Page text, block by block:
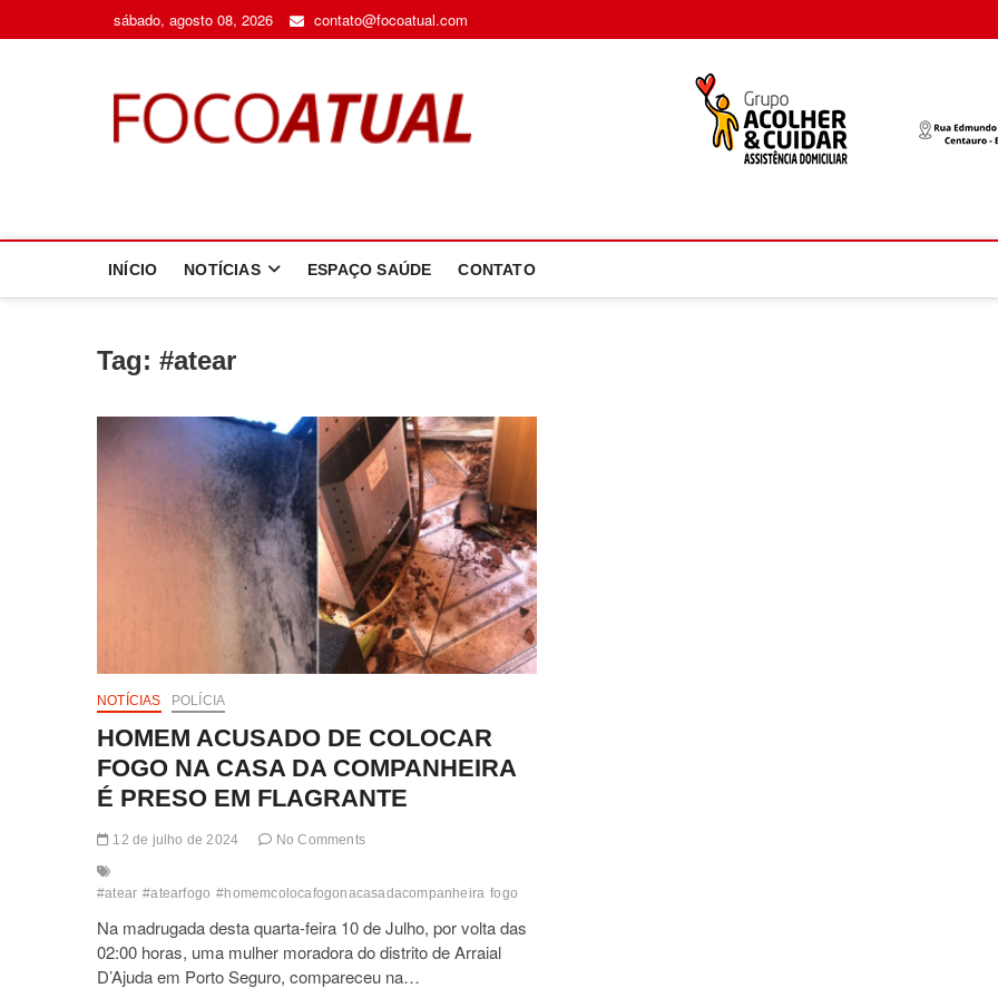
to
sábado, agosto 08, 2026 contato@focoatual.com
INÍCIO NOTÍCIAS ESPAÇO SAÚDE CONTATO
Tag: #atear
NOTÍCIAS POLÍCIA
HOMEM ACUSADO DE COLOCAR
FOGO NA CASA DA COMPANHEIRA
É PRESO EM FLAGRANTE
12 de julho de 2024 No Comments
#atear #atearfogo #homemcolocafogonacasadacompanheira fogo
Na madrugada desta quarta-feira 10 de Julho, por volta das
02:00 horas, uma mulher moradora do distrito de Arraial
D’Ajuda em Porto Seguro, compareceu na…